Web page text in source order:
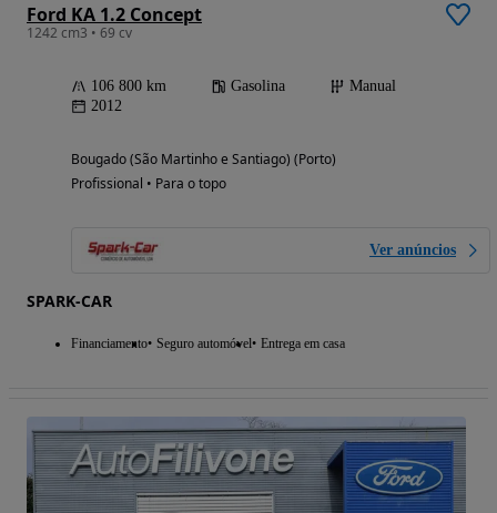
Ford KA 1.2 Concept
1242 cm3 • 69 cv
106 800 km Gasolina
Manual
2012
Bougado (São Martinho e Santiago) (Porto)
Profissional • Para o topo
Ver anúncios
SPARK-CAR
Financiamento Seguro automóvel Entrega em casa